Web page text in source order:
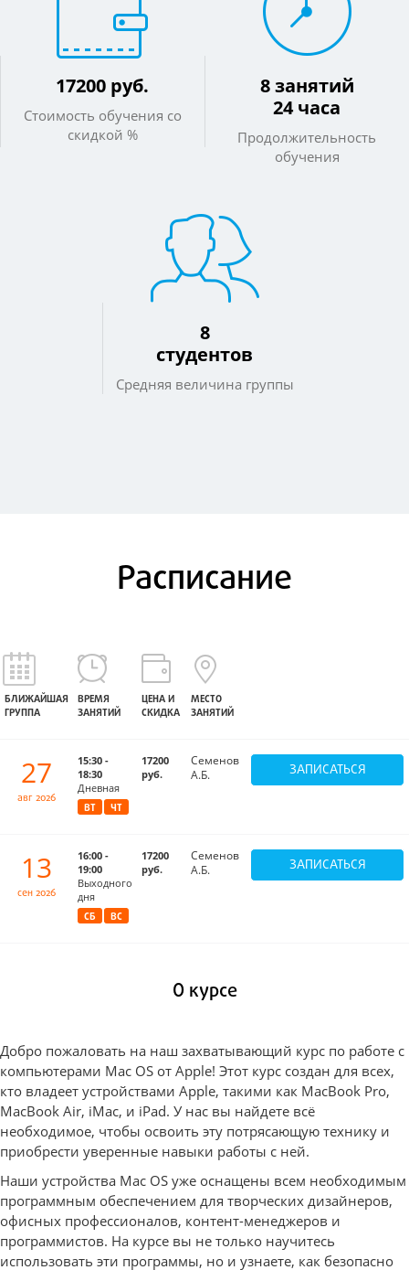
17200 руб.
Стоимость обучения со
скидкой %
8 занятий
24 часа
Продолжительность
обучения
8
студентов
Средняя величина группы
Расписание
БЛИЖАЙШАЯ
ГРУППА
ВРЕМЯ
ЗАНЯТИЙ
ЦЕНА И
СКИДКА
МЕСТО
ЗАНЯТИЙ
27
авг 2026
15:30 -
18:30
Дневная
ВТ ЧТ
17200
руб.
Семенов
А.Б.
ЗАПИСАТЬСЯ
13
сен 2026
16:00 -
19:00
Выходного
дня
СБ ВС
17200
руб.
Семенов
А.Б.
ЗАПИСАТЬСЯ
О курсе
Добро пожаловать на наш захватывающий курс по работе с
компьютерами Mac OS от Apple! Этот курс создан для всех,
кто владеет устройствами Apple, такими как MacBook Pro,
MacBook Air, iMac, и iPad. У нас вы найдете всё
необходимое, чтобы освоить эту потрясающую технику и
приобрести уверенные навыки работы с ней.
Наши устройства Mac OS уже оснащены всем необходимым
программным обеспечением для творческих дизайнеров,
офисных профессионалов, контент-менеджеров и
программистов. На курсе вы не только научитесь
использовать эти программы, но и узнаете, как безопасно